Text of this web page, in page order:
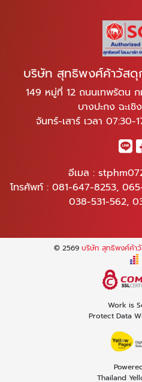
บริษัท สุทธิพงศ์ค้าวัสดุ
149 หมู่ที่ 12 ถนนเทพรัตน
บางปะกง ฉะเชิ
จันทร์-เสาร์ เวลา
อีเมล :
โทรศัพท์ : 081-647-8253,
038-531-562,
© 2569บริษัท สุทธิพงศ์ค้า
Work is
Protect Data
Thailand